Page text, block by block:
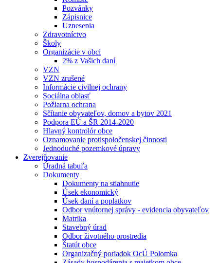
Pozvánky
Zápisnice
Uznesenia
Zdravotníctvo
Školy
Organizácie v obci
2% z Vašich daní
VZN
VZN zrušené
Informácie civilnej ochrany
Sociálna oblasť
Požiarna ochrana
Sčítanie obyvateľov, domov a bytov 2021
Podpora EÚ a ŠR 2014-2020
Hlavný kontrolór obce
Oznamovanie protispoločenskej činnosti
Jednoduché pozemkové úpravy
Zverejňovanie
Úradná tabuľa
Dokumenty
Dokumenty na stiahnutie
Úsek ekonomický
Úsek daní a poplatkov
Odbor vnútornej správy - evidencia obyvateľov
Matrika
Stavebný úrad
Odbor životného prostredia
Štatút obce
Organizačný poriadok OcÚ Polomka